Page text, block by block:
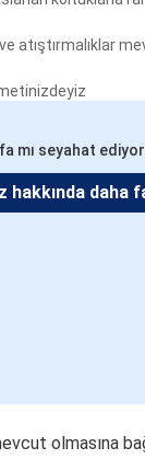
atıştırmalıklar
mı seyahat
hakkında daha
olmasına